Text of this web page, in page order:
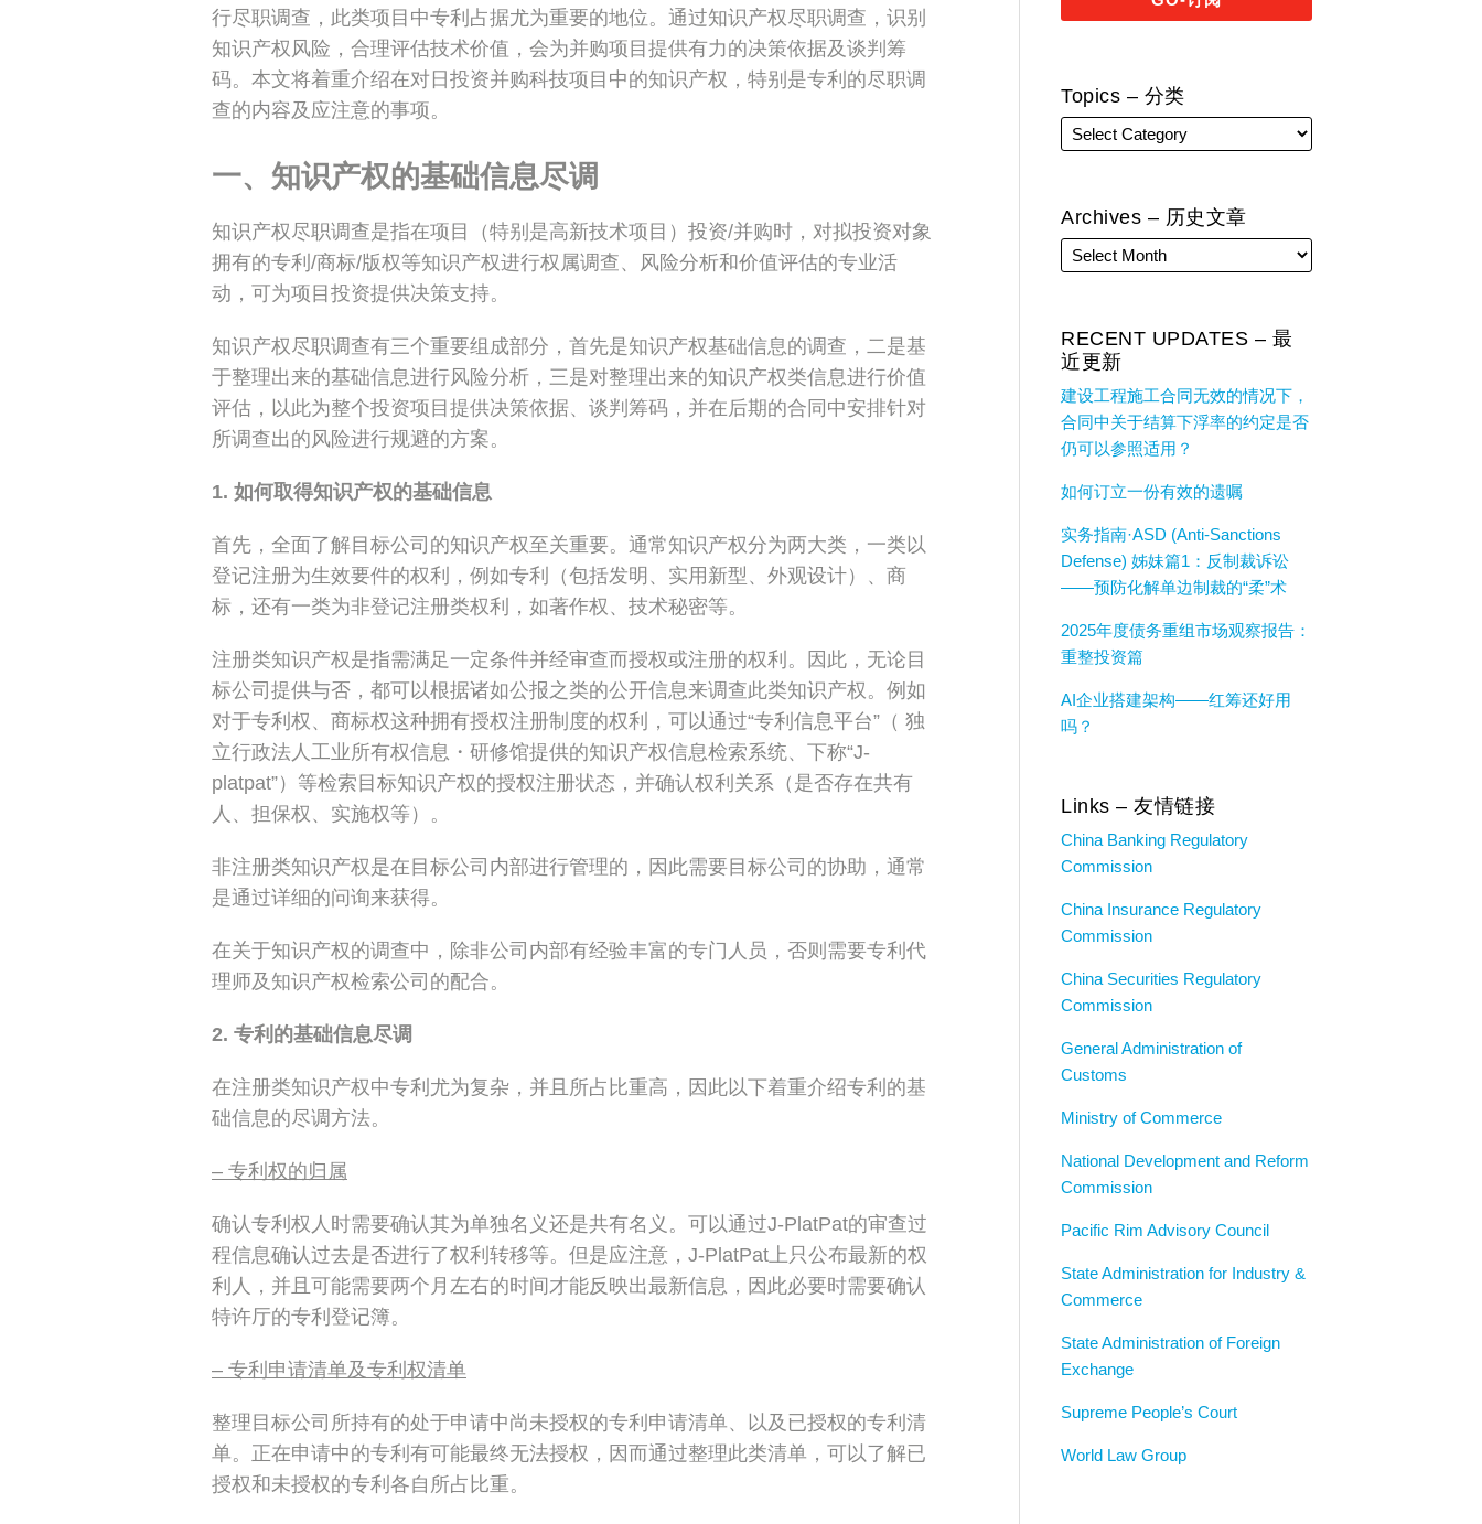
行尽职调查，此类项目中专利占据尤为重要的地位。通过知识产权尽职调查，识别
知识产权风险，合理评估技术价值，会为并购项目提供有力的决策依据及谈判筹
码。本文将着重介绍在对日投资并购科技项目中的知识产权，特别是专利的尽职调
查的内容及应注意的事项。
一、知识产权的基础信息尽调
知识产权尽职调查是指在项目（特别是高新技术项目）投资/并购时，对拟投资对象
拥有的专利/商标/版权等知识产权进行权属调查、风险分析和价值评估的专业活
动，可为项目投资提供决策支持。
知识产权尽职调查有三个重要组成部分，首先是知识产权基础信息的调查，二是基
于整理出来的基础信息进行风险分析，三是对整理出来的知识产权类信息进行价值
评估，以此为整个投资项目提供决策依据、谈判筹码，并在后期的合同中安排针对
所调查出的风险进行规避的方案。
1. 如何取得知识产权的基础信息
首先，全面了解目标公司的知识产权至关重要。通常知识产权分为两大类，一类以
登记注册为生效要件的权利，例如专利（包括发明、实用新型、外观设计）、商
标，还有一类为非登记注册类权利，如著作权、技术秘密等。
注册类知识产权是指需满足一定条件并经审查而授权或注册的权利。因此，无论目
标公司提供与否，都可以根据诸如公报之类的公开信息来调查此类知识产权。例如
对于专利权、商标权这种拥有授权注册制度的权利，可以通过“专利信息平台”（ 独
立行政法人工业所有权信息・研修馆提供的知识产权信息检索系统、下称“J-
platpat”）等检索目标知识产权的授权注册状态，并确认权利关系（是否存在共有
人、担保权、实施权等）。
非注册类知识产权是在目标公司内部进行管理的，因此需要目标公司的协助，通常
是通过详细的问询来获得。
在关于知识产权的调查中，除非公司内部有经验丰富的专门人员，否则需要专利代
理师及知识产权检索公司的配合。
2. 专利的基础信息尽调
在注册类知识产权中专利尤为复杂，并且所占比重高，因此以下着重介绍专利的基
础信息的尽调方法。
– 专利权的归属
确认专利权人时需要确认其为单独名义还是共有名义。可以通过J-PlatPat的审查过
程信息确认过去是否进行了权利转移等。但是应注意，J-PlatPat上只公布最新的权
利人，并且可能需要两个月左右的时间才能反映出最新信息，因此必要时需要确认
特许厅的专利登记簿。
– 专利申请清单及专利权清单
整理目标公司所持有的处于申请中尚未授权的专利申请清单、以及已授权的专利清
单。正在申请中的专利有可能最终无法授权，因而通过整理此类清单，可以了解已
授权和未授权的专利各自所占比重。
Topics – 分类
Archives – 历史文章
RECENT UPDATES – 最
近更新
建设工程施工合同无效的情况下，
合同中关于结算下浮率的约定是否
仍可以参照适用？
如何订立一份有效的遗嘱
实务指南·ASD (Anti-Sanctions
Defense) 姊妹篇1：反制裁诉讼
——预防化解单边制裁的“柔”术
2025年度债务重组市场观察报告：
重整投资篇
AI企业搭建架构——红筹还好用
吗？
Links – 友情链接
China Banking Regulatory
Commission
China Insurance Regulatory
Commission
China Securities Regulatory
Commission
General Administration of
Customs
Ministry of Commerce
National Development and Reform
Commission
Pacific Rim Advisory Council
State Administration for Industry &
Commerce
State Administration of Foreign
Exchange
Supreme People’s Court
World Law Group